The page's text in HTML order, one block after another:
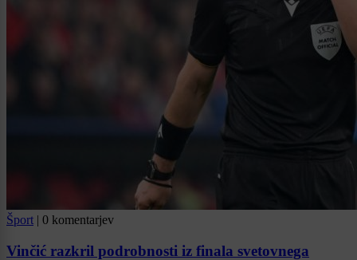
Šport | 0 komentarjev
Vinčić razkril podrobnosti iz finala svetovnega